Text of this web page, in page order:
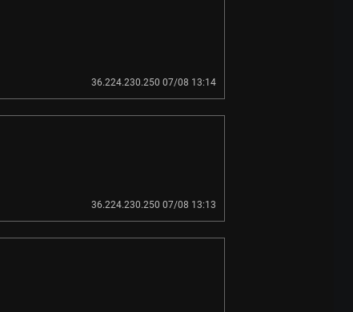
36.224.230.250 07/08 13:14
36.224.230.250 07/08 13:13